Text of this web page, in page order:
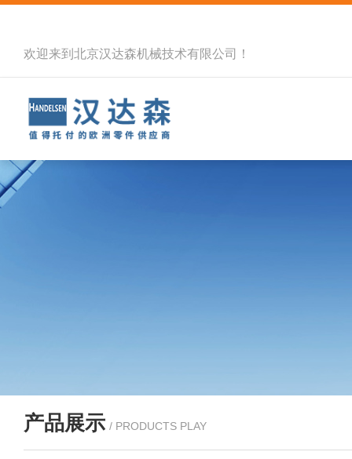
欢迎来到北京汉达森机械技术有限公司！
产品展示 / PRODUCTS PLAY